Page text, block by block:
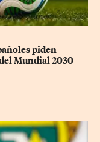
piden
Mundial 2030